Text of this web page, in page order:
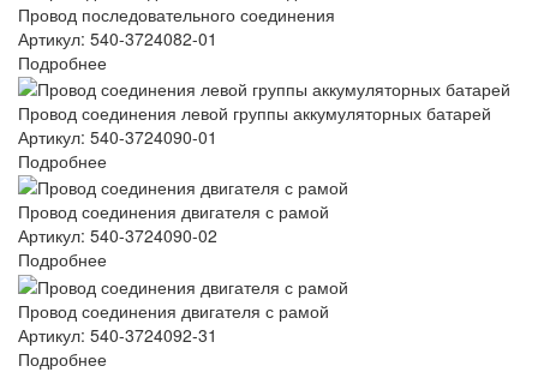
Провод последовательного соединения
Артикул: 540-3724082-01
Подробнее
Провод соединения левой группы аккумуляторных батарей
Артикул: 540-3724090-01
Подробнее
Провод соединения двигателя с рамой
Артикул: 540-3724090-02
Подробнее
Провод соединения двигателя с рамой
Артикул: 540-3724092-31
Подробнее